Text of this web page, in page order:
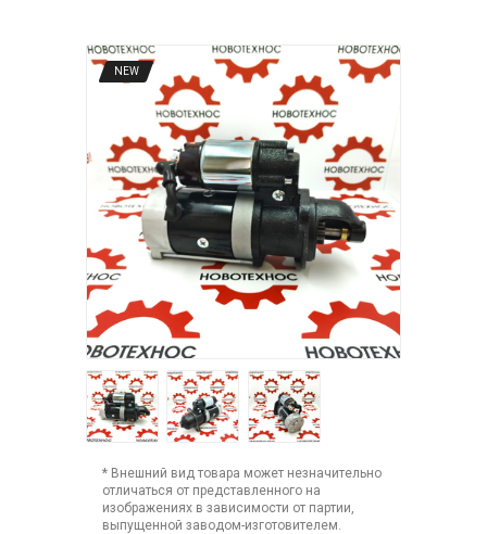
NEW
* Внешний вид товара может незначительно
отличаться от представленного на
изображениях в зависимости от партии,
выпущенной заводом-изготовителем.